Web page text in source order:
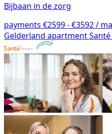
Bijbaan in de zorg
payments €2599 - €3592 /
Gelderland apartment